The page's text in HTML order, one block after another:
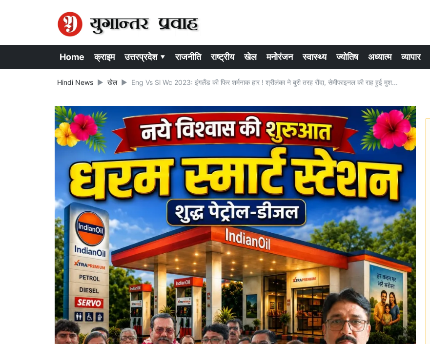
Home क्राइम उत्तरप्रदेश ▾ राजनीति राष्ट्रीय खेल मनोरंजन स्वास्थ्य ज्योतिष अध्यात्म व्यापार
Hindi News खेल Eng Vs Sl Wc 2023: इंगलैंड की फिर शर्मनाक हार ! श्रीलंका ने बुरी तरह रौंदा, सेमीफाइनल की राह हुई मुश...